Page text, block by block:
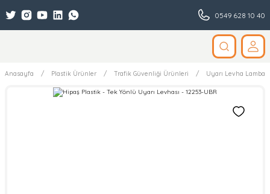
0549 628 10 40
Anasayfa Plastik Ürünler Trafik Güvenliği Ürünleri Uyarı Levha Lamba